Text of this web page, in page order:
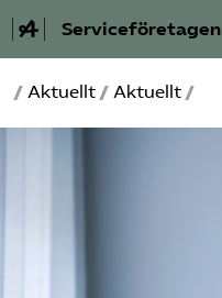
Serviceföretagen
Om Service­företagen
/ Aktuellt / Aktuellt /